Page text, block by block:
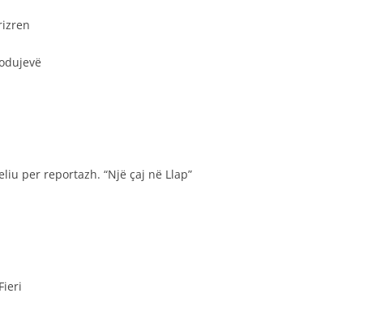
per reportazh. “Një çaj në Llap”